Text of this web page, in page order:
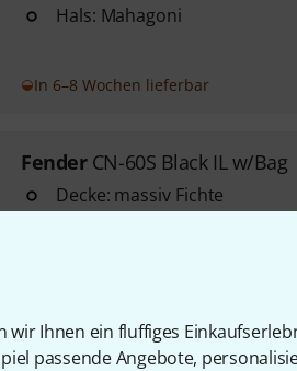
wir Ihnen ein fluffiges
passende Angebote,
Hals: Mahagoni
In 6–8 Wochen lieferbar
Fender CN-60S Black IL w/Bag
Decke: massiv Fichte
In 1–2 Wochen lieferbar